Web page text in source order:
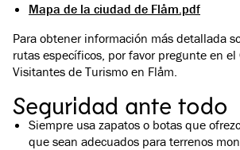
Mapa de la ciudad de Flåm.pdf
Para obtener información más detallada
rutas específicos, por favor pregunte en el
Visitantes de Turismo en Flåm.
Seguridad ante todo
Siempre usa zapatos o botas que
que sean adecuados para terrenos